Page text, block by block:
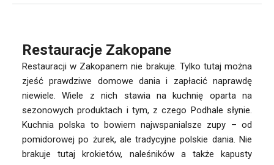
Restauracje Zakopane
Restauracji w Zakopanem nie brakuje. Tylko tutaj można
zjeść prawdziwe domowe dania i zapłacić naprawdę
niewiele. Wiele z nich stawia na kuchnię oparta na
sezonowych produktach i tym, z czego Podhale słynie.
Kuchnia polska to bowiem najwspanialsze zupy – od
pomidorowej po żurek, ale tradycyjne polskie dania. Nie
brakuje tutaj krokietów, naleśników a także kapusty